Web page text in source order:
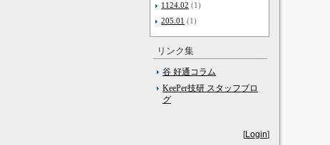
1124.02 (1)
205.01 (1)
リンク集
谷 好通コラム
KeePer技研 スタッフブロ
グ
[Login]